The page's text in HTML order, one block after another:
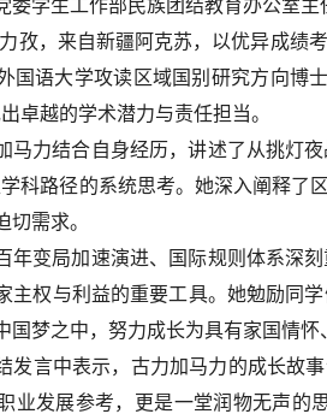
委学生工作部民族团结教育办公室
孜，来自新疆阿克苏，以优异成绩
国语大学攻读区域国别研究方向博
卓越的学术潜力与责任担当。
马力结合自身经历，讲述了从挑灯
科路径的系统思考。她深入阐释
切需求。
年变局加速演进、国际规则体系深
主权与利益的重要工具。她勉励同
国梦之中，努力成长为具有家国情
发言中表示，古力加马力的成长故
业发展参考，更是一堂润物无声